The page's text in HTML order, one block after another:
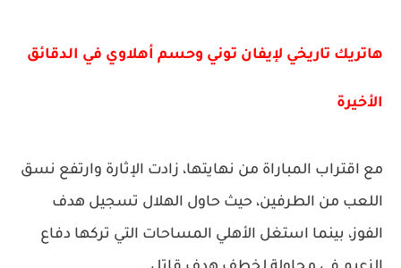
هاتريك تاريخي لإيفان توني وحسم أهلاوي في الدقائق
الأخيرة
مع اقتراب المباراة من نهايتها، زادت الإثارة وارتفع نسق
اللعب من الطرفين، حيث حاول الهلال تسجيل هدف
الفوز، بينما استغل الأهلي المساحات التي تركها دفاع